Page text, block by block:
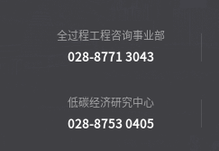
全过程工程咨询事业部
028-8771 3043
低碳经济研究中心
028-8753 0405